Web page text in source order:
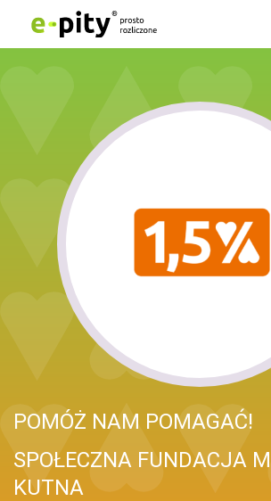
POMÓŻ NAM POMAGAĆ!
SPOŁECZNA FUNDACJA
KUTNA